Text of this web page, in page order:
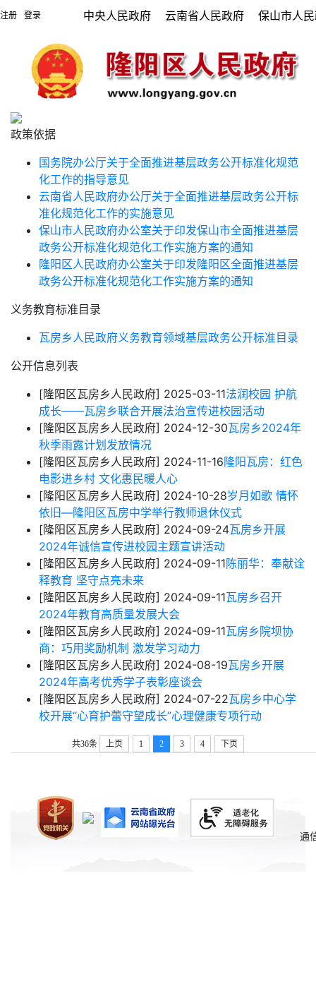
注册 登录 中央人民政府 云南省人民政府 保山市人
政策依据
国务院办公厅关于全面推进基层政务公开标准化规范
化工作的指导意见
云南省人民政府办公厅关于全面推进基层政务公开标
准化规范化工作的实施意见
保山市人民政府办公室关于印发保山市全面推进基层
政务公开标准化规范化工作实施方案的通知
隆阳区人民政府办公室关于印发隆阳区全面推进基层
政务公开标准化规范化工作实施方案的通知
义务教育标准目录
瓦房乡人民政府义务教育领域基层政务公开标准目录
公开信息列表
[隆阳区瓦房乡人民政府] 2025-03-11法润校园 护航
成长——瓦房乡联合开展法治宣传进校园活动
[隆阳区瓦房乡人民政府] 2024-12-30瓦房乡2024年
秋季雨露计划发放情况
[隆阳区瓦房乡人民政府] 2024-11-16隆阳瓦房：红色
电影进乡村 文化惠民暖人心
[隆阳区瓦房乡人民政府] 2024-10-28岁月如歌 情怀
依旧—隆阳区瓦房中学举行教师退休仪式
[隆阳区瓦房乡人民政府] 2024-09-24瓦房乡开展
2024年诚信宣传进校园主题宣讲活动
[隆阳区瓦房乡人民政府] 2024-09-11陈丽华：奉献诠
释教育 坚守点亮未来
[隆阳区瓦房乡人民政府] 2024-09-11瓦房乡召开
2024年教育高质量发展大会
[隆阳区瓦房乡人民政府] 2024-09-11瓦房乡院坝协
商：巧用奖励机制 激发学习动力
[隆阳区瓦房乡人民政府] 2024-08-19瓦房乡开展
2024年高考优秀学子表彰座谈会
[隆阳区瓦房乡人民政府] 2024-07-22瓦房乡中心学
校开展“心育护蕾守望成长”心理健康专项行动
共36条 上页 1 2 3 4 下页
通